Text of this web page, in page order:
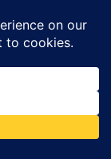
প্লাস্টিক একত্রিত